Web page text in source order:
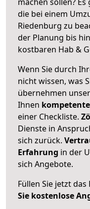
die bei einem
Riedenburg zu
der Planung bis
kostbaren Hab &
Wenn Sie durch
nicht wissen, was
übernehmen
Ihnen
einer Checkliste.
Dienste in
sich zurück.
Erfahrung in der
sich Angebote.
Füllen Sie jetzt
Sie kostenlose